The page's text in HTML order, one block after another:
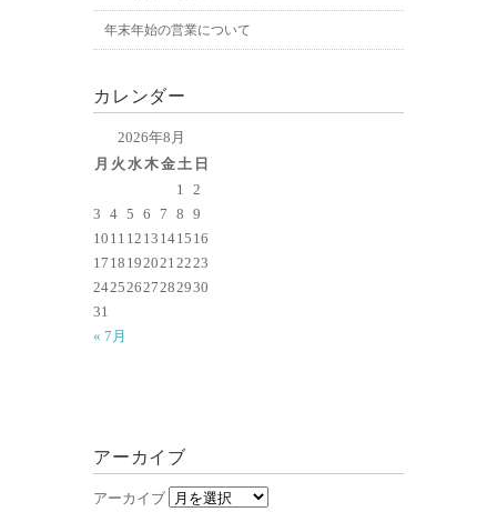
年末年始の営業について
カレンダー
2026年8月
月 火 水木金 土 日
« 7月
1
2
3 4 5 6 7 8 9
10 11 12 13 1415 16
17 18 19 20 21 22 23
2425 26 27 28 2930
31
アーカイブ
アーカイブ